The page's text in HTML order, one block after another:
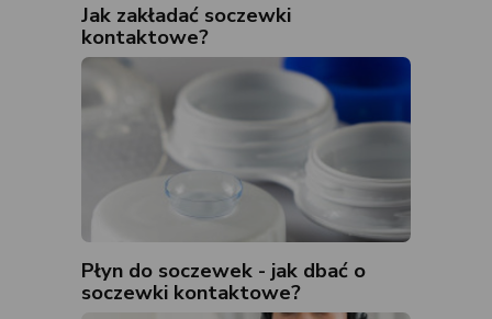
Jak zakładać soczewki
kontaktowe?
Płyn do soczewek - jak dbać o
soczewki kontaktowe?